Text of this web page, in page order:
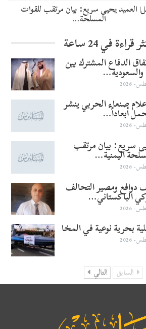
العميد يحيى سريع: بيان مرتقب للقوات
المسلحة…
في 24 ساعة
الدفاع المشترك بين
صنعاء الحربي ينشر
أبعاداً…
سريع: بيان مرتقب
اليمنية…
ومصير التحالف
الباكستاني…
بحرية نوعية في المخا
السابق التالي